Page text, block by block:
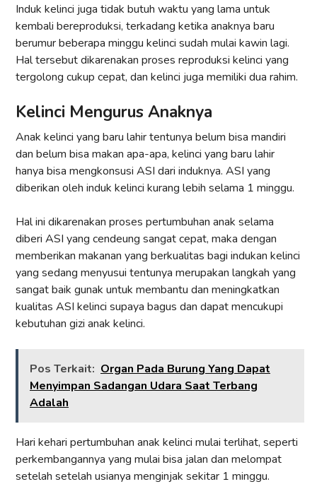
Induk kelinci juga tidak butuh waktu yang lama untuk
kembali bereproduksi, terkadang ketika anaknya baru
berumur beberapa minggu kelinci sudah mulai kawin lagi.
Hal tersebut dikarenakan proses reproduksi kelinci yang
tergolong cukup cepat, dan kelinci juga memiliki dua rahim.
Kelinci Mengurus Anaknya
Anak kelinci yang baru lahir tentunya belum bisa mandiri
dan belum bisa makan apa-apa, kelinci yang baru lahir
hanya bisa mengkonsusi ASI dari induknya. ASI yang
diberikan oleh induk kelinci kurang lebih selama 1 minggu.
Hal ini dikarenakan proses pertumbuhan anak selama
diberi ASI yang cendeung sangat cepat, maka dengan
memberikan makanan yang berkualitas bagi indukan kelinci
yang sedang menyusui tentunya merupakan langkah yang
sangat baik gunak untuk membantu dan meningkatkan
kualitas ASI kelinci supaya bagus dan dapat mencukupi
kebutuhan gizi anak kelinci.
Pos Terkait: Organ Pada Burung Yang Dapat
Menyimpan Sadangan Udara Saat Terbang
Adalah
Hari kehari pertumbuhan anak kelinci mulai terlihat, seperti
perkembangannya yang mulai bisa jalan dan melompat
setelah setelah usianya menginjak sekitar 1 minggu.